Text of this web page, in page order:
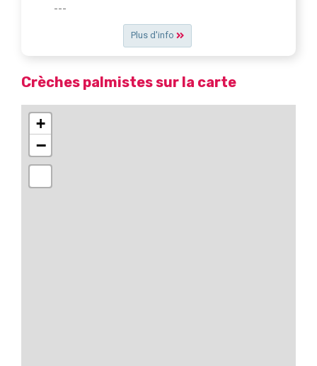
Plus d'info
---
Crèches palmistes sur la carte
+
−